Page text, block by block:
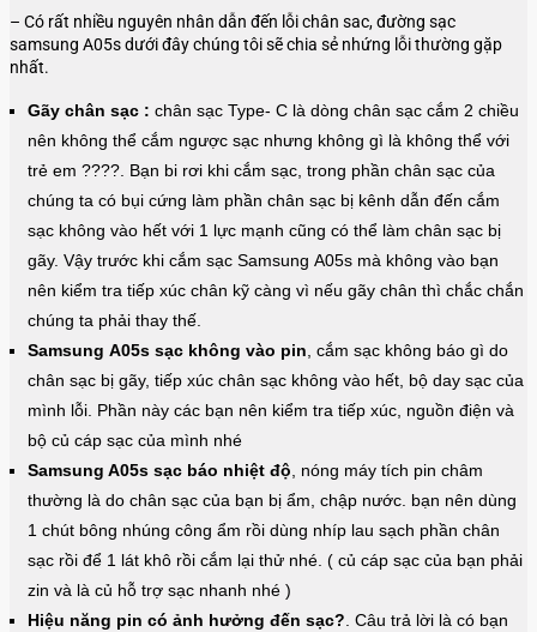
– Có rất nhiều nguyên nhân dẫn đến lỗi chân sac, đường sạc
samsung A05sdưới đây chúng tôi sẽ chia sẻ nhứng lỗi thường gặp
nhất.
Gãy chân sạc : chân sạc Type- C là dòng chân sạc cắm 2 chiều
nên không thể cắm ngược sạc nhưng không gì là không thể với
trẻ em ????. Bạn bi rơi khi cắm sạc, trong phần chân sạc của
chúng ta có bụi cứng làm phần chân sạc bị kênh dẫn đến cắm
sạc không vào hết với 1 lực mạnh cũng có thể làm chân sạc bị
gãy. Vậy trước khi cắm sạc Samsung A05s mà không vào bạn
nên kiểm tra tiếp xúc chân kỹ càng vì nếu gãy chân thì chắc chắn
chúng ta phải thay thế.
Samsung A05s sạc không vào pin, cắm sạc không báo gì do
chân sạc bị gãy, tiếp xúc chân sạc không vào hết, bộ day sạc của
mình lỗi. Phần này các bạn nên kiểm tra tiếp xúc, nguồn điện và
bộ củ cáp sạc của mình nhé
Samsung A05s sạc báo nhiệt độ, nóng máy tích pin châm
thường là do chân sạc của bạn bị ẩm, chập nước. bạn nên dùng
1 chút bông nhúng công ẩm rồi dùng nhíp lau sạch phần chân
sạc rồi để 1 lát khô rồi cắm lại thử nhé. ( củ cáp sạc của bạn phải
zin và là củ hỗ trợ sạc nhanh nhé )
Hiệu năng pin có ảnh hưởng đến sạc?. Câu trả lời là có bạn